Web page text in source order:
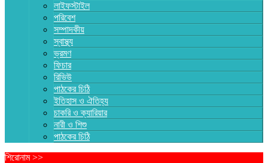
লাইফস্টাইল
পরিবেশ
সম্পাদকীয়
স্বাস্থ্য
ভ্রমণ
ফিচার
রিভিউ
পাঠকের চিঠি
ইতিহাস ও ঐতিহ্য
চাকরি ও ক্যারিয়ার
নারী ও শিশু
পাঠকের চিঠি
শিরোনাম >>